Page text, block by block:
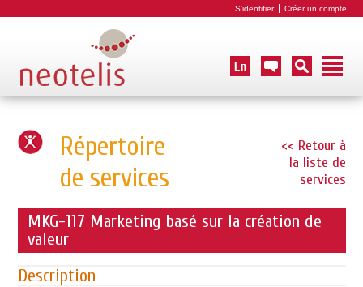
S'identifier Créer un compte
<< Retour à
la liste de
services
Répertoire
de services
MKG-117 Marketing basé sur la création de
valeur
Description